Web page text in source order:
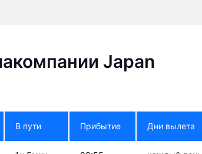
Japan
В пути Прибытие Дни вылета